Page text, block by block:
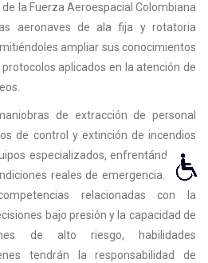
la Fuerza Aeroespacial Colombiana
aeronaves de ala fija y rotatoria
ampliar sus conocimientos
aplicados en la atención de
de extracción de personal
de control y extinción de incendios
especializados, enfrentándose a
reales de emergencia. Estas
relacionadas con la
bajo presión y la capacidad de
de alto riesgo, habilidades
tendrán la responsabilidad de